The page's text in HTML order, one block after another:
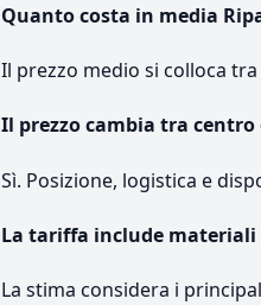
Quanto costa in media
Il prezzo medio si colloca
Il prezzo cambia tra centro
Sì. Posizione, logistica e
La tariffa include materiali
La stima considera i